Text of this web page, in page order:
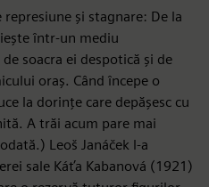
și stagnare: De la
într-un mediu
soacra ei despotică și de
oraș. Când începe o
la dorințe care depășesc cu
A trăi acum pare mai
Leoš Janáček l-a
sale Káťa Kabanová (1921)